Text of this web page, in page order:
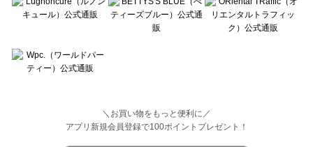
＼お買い物をもっと便利に／
アプリ新規会員登録で100ポイントプレゼント！